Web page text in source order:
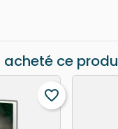
acheté ce
favorite_border